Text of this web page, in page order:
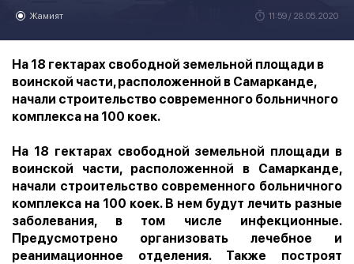
Жамият 11:59 / 28.05.2020
На 18 гектарах свободной земельной площади в
воинской части, расположенной в Самарканде,
начали строительство современного больничного
комплекса на 100 коек.
На 18 гектарах свободной земельной площади в
воинской части, расположенной в Самарканде,
начали строительство современного больничного
комплекса на 100 коек. В нем будут лечить разные
заболевания, в том числе инфекционные.
Предусмотрено организовать лечебное и
реанимационное отделения. Также построят